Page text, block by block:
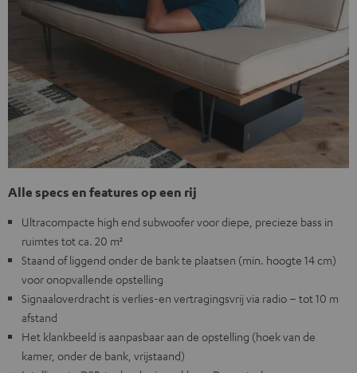
Alle specs en features op een rij
Ultracompacte high end subwoofer voor diepe, precieze bass in
ruimtes tot ca. 20 m²
Staand of liggend onder de bank te plaatsen (min. hoogte 14 cm)
voor onopvallende opstelling
Signaaloverdracht is verlies-en vertragingsvrij via radio – tot 10 m
afstand
Het klankbeeld is aanpasbaar aan de opstelling (hoek van de
kamer, onder de bank, vrijstaand)